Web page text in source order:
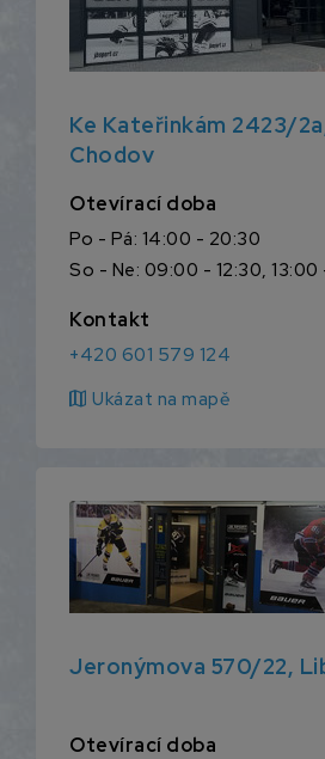
Ke Kateřinkám 2423/2a,
Chodov
Otevírací doba
Po - Pá: 14:00 - 20:30
So - Ne: 09:00 - 12:30, 13:00
Kontakt
+420 601 579 124
map Ukázat na mapě
Jeronýmova 570/22,
Otevírací doba